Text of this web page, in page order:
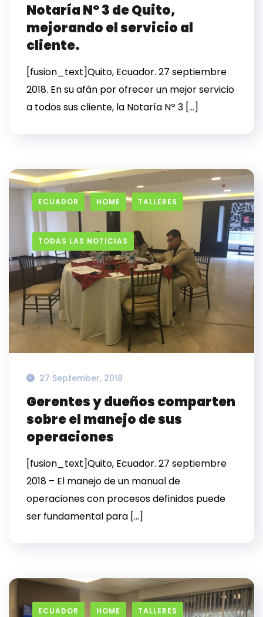
Notaría Nº 3 de Quito,
mejorando el servicio al
cliente.
[fusion_text]Quito, Ecuador. 27 septiembre
2018. En su afán por ofrecer un mejor servicio
a todos sus cliente, la Notaría Nº 3 […]
ECUADOR HOME TALLERES
TODAS LAS NOTICIAS
27 September, 2018
Gerentes y dueños comparten
sobre el manejo de sus
operaciones
[fusion_text]Quito, Ecuador. 27 septiembre
2018 – El manejo de un manual de
operaciones con procesos definidos puede
ser fundamental para […]
ECUADOR HOME TALLERES